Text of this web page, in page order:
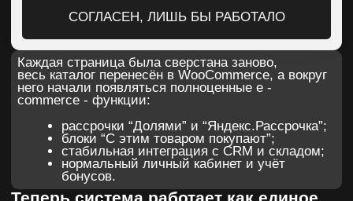
Какую роль в бизнесе играет сайт
Читать статью